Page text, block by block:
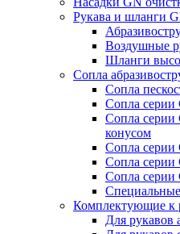
Рукава и шланги
Воздушные
Шланги
Сопла
Сопла
Сопла серии
Сопла серии
конусом
Сопла
Сопла
Сопла серии
Комплектующие к
Для рукавов